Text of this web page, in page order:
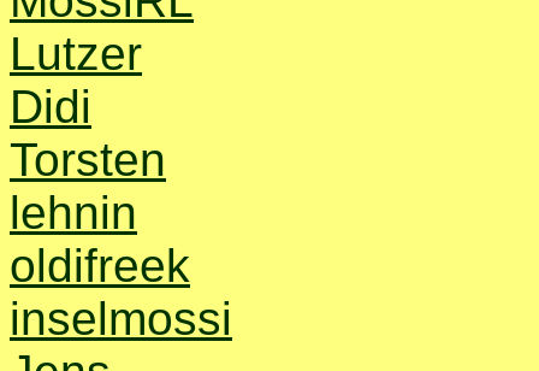
Lutzer
Didi
Torsten
lehnin
oldifreek
inselmossi